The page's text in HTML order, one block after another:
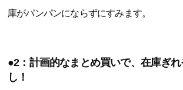
庫がパンパンにならずにすみます。
●2：計画的なまとめ買いで、在庫ぎ
し！